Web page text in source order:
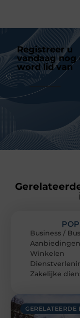
Registreer u
vandaag nog
word lid van
platform
GERELATEERDE
Business /
Aanbiedingen
Winkelen
Zakelijke